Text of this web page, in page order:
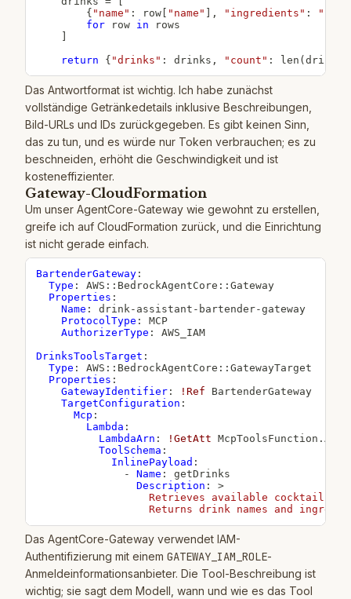
{ "name" : row[ "name" ] , "ingredients" : ", "
for row in rows
]
return
{ "drinks" : drinks , "count" : len (drinks
Das Antwortformat ist wichtig. Ich habe zunächst
vollständige Getränkedetails inklusive Beschreibungen,
Bild-URLs und IDs zurückgegeben. Es gibt keinen Sinn,
das zu tun, und es würde nur Token verbrauchen; es zu
beschneiden, erhöht die Geschwindigkeit und ist
kosteneffizienter.
Gateway-CloudFormation
Um unser AgentCore-Gateway wie gewohnt zu erstellen,
greife ich auf CloudFormation zurück, und die Einrichtung
ist nicht gerade einfach.
BartenderGateway:
Type : AWS : : BedrockAgentCore : : Gateway
Properties :
Name : drink- assistant - bartender-gateway
ProtocolType :
MCP
AuthorizerType :
AWS_IAM
DrinksToolsTarget :
Type : AWS : : BedrockAgentCore : : GatewayTarget
Properties :
GatewayIdentifier: !Ref BartenderGateway
TargetConfiguration :
Mcp :
Lambda :
LambdaArn : !GetAtt McpToolsFunction.Arn
ToolSchema :
InlinePayload :
-
Name :
getDrinks
Description :
>
Retrieves available cocktails
Returns drink names and
Das AgentCore-Gateway verwendet IAM-
Authentifizierung mit einem GATEWAY_IAM_ROLE-
Anmeldeinformationsanbieter. Die Tool-Beschreibung ist
wichtig; sie sagt dem Modell, wann und wie es das Tool